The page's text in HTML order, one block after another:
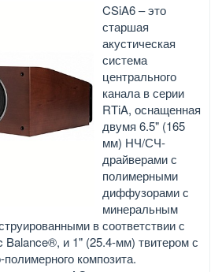
CSiA6 – это
старшая
акустическая
система
центрального
канала в серии
RTiA, оснащенная
двумя 6.5" (165
мм) НЧ/СЧ-
драйверами с
полимерными
диффузорами с
минеральным
в соответствии с
Balance®, и 1" (25.4-мм) твитером с
композита.